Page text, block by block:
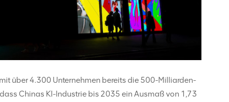
über 4.300 Unternehmen bereits die 500-Milliarden-
Chinas KI-Industrie bis 2035 ein Ausmaß von 1,73